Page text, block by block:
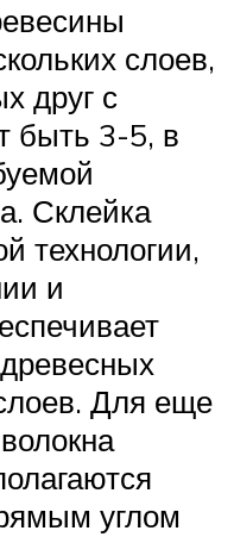
слоев,
друг с
быть 3-5, в
Склейка
технологии,
и
Для еще
углом